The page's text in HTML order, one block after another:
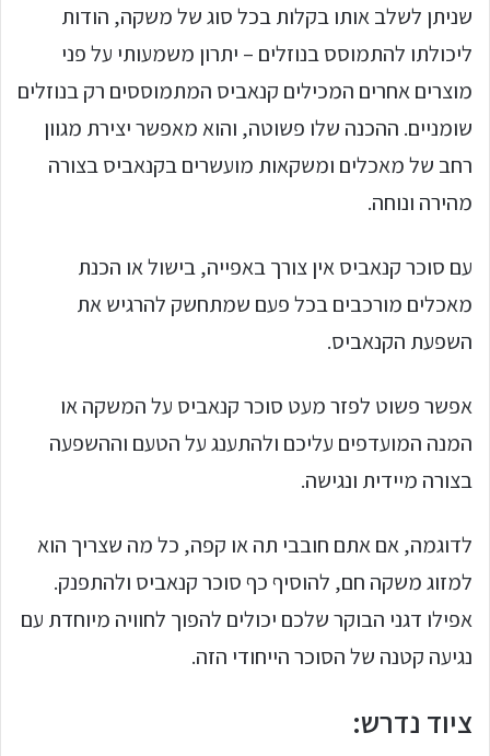
שניתן לשלב אותו בקלות בכל סוג של משקה, הודות
ליכולתו להתמוסס בנוזלים – יתרון משמעותי על פני
מוצרים אחרים המכילים קנאביס המתמוססים רק בנוזלים
שומניים. ההכנה שלו פשוטה, והוא מאפשר יצירת מגוון
רחב של מאכלים ומשקאות מועשרים בקנאביס בצורה
מהירה ונוחה.
עם סוכר קנאביס אין צורך באפייה, בישול או הכנת
מאכלים מורכבים בכל פעם שמתחשק להרגיש את
השפעת הקנאביס.
אפשר פשוט לפזר מעט סוכר קנאביס על המשקה או
המנה המועדפים עליכם ולהתענג על הטעם וההשפעה
בצורה מיידית ונגישה.
לדוגמה, אם אתם חובבי תה או קפה, כל מה שצריך הוא
למזוג משקה חם, להוסיף כף סוכר קנאביס ולהתפנק.
אפילו דגני הבוקר שלכם יכולים להפוך לחוויה מיוחדת עם
נגיעה קטנה של הסוכר הייחודי הזה.
ציוד נדרש: